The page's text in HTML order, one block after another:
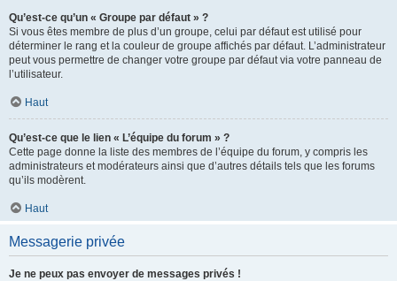
Qu’est-ce qu’un « Groupe par défaut » ?
Si vous êtes membre de plus d’un groupe, celui par défaut est utilisé pour
déterminer le rang et la couleur de groupe affichés par défaut. L’administrateur
peut vous permettre de changer votre groupe par défaut via votre panneau de
l’utilisateur.
Haut
Qu’est-ce que le lien « L’équipe du forum » ?
Cette page donne la liste des membres de l’équipe du forum, y compris les
administrateurs et modérateurs ainsi que d’autres détails tels que les forums
qu’ils modèrent.
Haut
Messagerie privée
Je ne peux pas envoyer de messages privés !